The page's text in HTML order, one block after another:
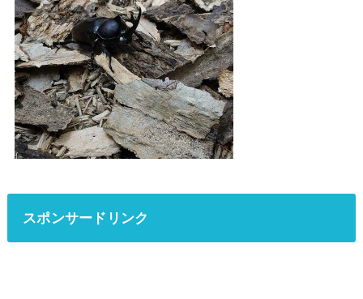
スポンサードリンク